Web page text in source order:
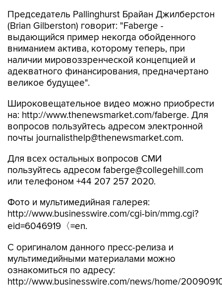
Председатель Pallinghurst Брайан Джилберстон
(Brian Gilberston) говорит: "Faberge -
выдающийся пример некогда обойденного
вниманием актива, которому теперь, при
наличии мировоззренческой концепцией и
адекватного финансирования, предначертано
великое будущее".
Широковещательное видео можно приобрести
на: http://www.thenewsmarket.com/faberge. Для
вопросов пользуйтесь адресом электронной
почты journalisthelp@thenewsmarket.com.
Для всех остальных вопросов СМИ
пользуйтесь адресом faberge@collegehill.com
или телефоном +44 207 257 2020.
Фото и мультимедийная галерея:
http://www.businesswire.com/cgi-bin/mmg.cgi?
eid=6046919〈=en.
С оригиналом данного пресс-релиза и
мультимедийными материалами можно
ознакомиться по адресу:
http://www.businesswire.com/news/home/